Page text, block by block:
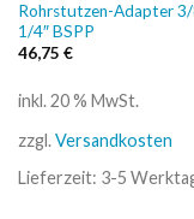
Rohrstutzen-Adapter 3/
1/4″ BSPP
46,75 €
inkl. 20 % MwSt.
zzgl.Versandkosten
Lieferzeit: 3-5